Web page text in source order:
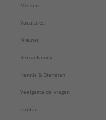
Merken
Vacatures
Nieuws
Rensa Family
Kennis & Diensten
Veelgestelde vragen
Contact